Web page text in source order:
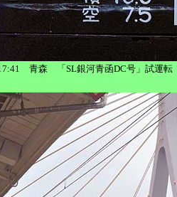
青森 「SL銀河青函DC号」試運